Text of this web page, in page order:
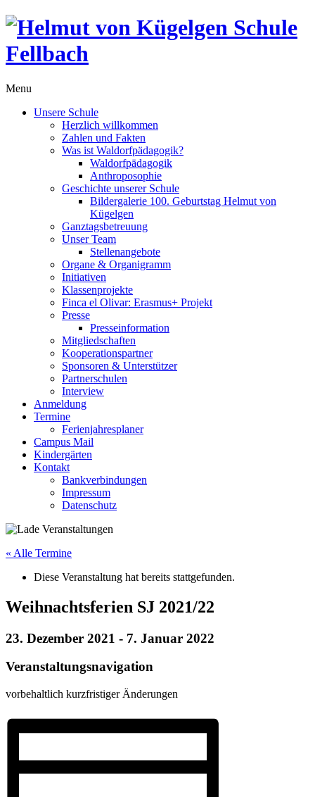
Menu
Unsere Schule
Herzlich willkommen
Zahlen und Fakten
Was ist Waldorfpädagogik?
Waldorfpädagogik
Anthroposophie
Geschichte unserer Schule
Bildergalerie 100. Geburtstag Helmut von
Kügelgen
Ganztagsbetreuung
Unser Team
Stellenangebote
Organe & Organigramm
Initiativen
Klassenprojekte
Finca el Olivar: Erasmus+ Projekt
Presse
Presseinformation
Mitgliedschaften
Kooperationspartner
Sponsoren & Unterstützer
Partnerschulen
Interview
Anmeldung
Termine
Ferienjahresplaner
Campus Mail
Kindergärten
Kontakt
Bankverbindungen
Impressum
Datenschutz
« Alle Termine
Diese Veranstaltung hat bereits stattgefunden.
Weihnachtsferien SJ 2021/22
23. Dezember 2021 - 7. Januar 2022
Veranstaltungsnavigation
vorbehaltlich kurzfristiger Änderungen